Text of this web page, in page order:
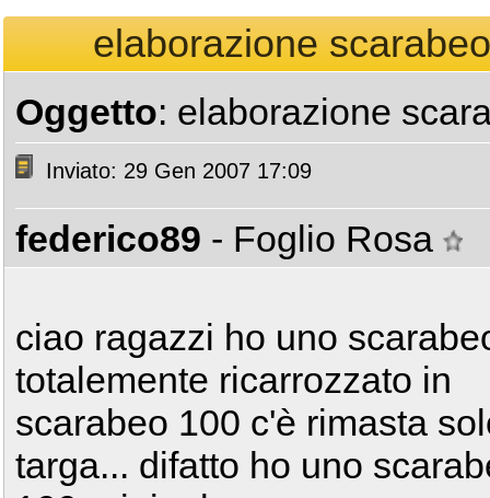
elaborazione
Oggetto: elaborazione
Inviato: 29 Gen 2007 17:09
federico89 - Foglio Rosa
ciao ragazzi ho uno
totalemente ricarrozzato in
scarabeo 100 c'è rimasta
targa... difatto ho uno